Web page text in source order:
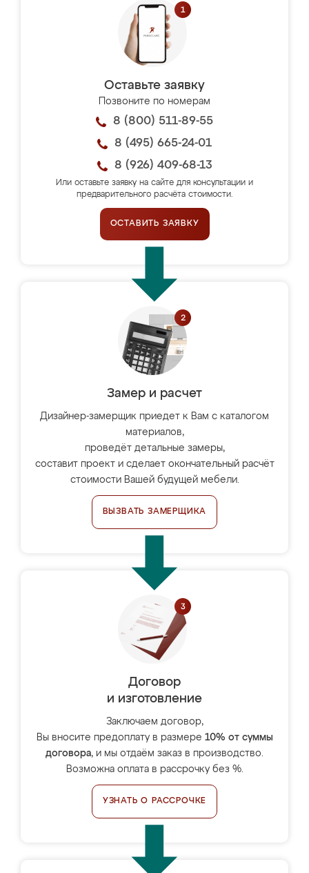
Оставьте заявку
Позвоните по номерам
8 (800) 511-89-55
8 (495) 665-24-01
8 (926) 409-68-13
Или оставьте заявку на сайте для консультации и
предварительного расчёта стоимости.
ОСТАВИТЬ ЗАЯВКУ
Замер и расчет
Дизайнер-замерщик приедет к Вам с каталогом
материалов,
проведёт детальные замеры,
составит проект и сделает окончательный расчёт
стоимости Вашей будущей мебели.
ВЫЗВАТЬ ЗАМЕРЩИКА
Договор
и изготовление
Заключаем договор,
Вы вносите предоплату в размере 10% от суммы
договора, и мы отдаём заказ в производство.
Возможна оплата в рассрочку без %.
УЗНАТЬ О РАССРОЧКЕ